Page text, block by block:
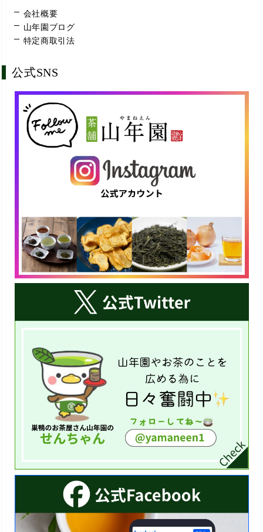
会社概要
山年園ブログ
特定商取引法
公式SNS